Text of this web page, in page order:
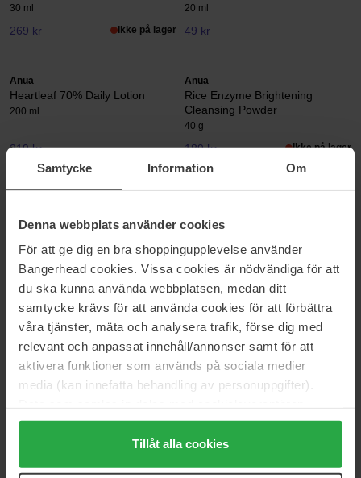
Samtycke Information Om
Denna webbplats använder cookies
För att ge dig en bra shoppingupplevelse använder
Bangerhead cookies. Vissa cookies är nödvändiga för att
du ska kunna använda webbplatsen, medan ditt
samtycke krävs för att använda cookies för att förbättra
våra tjänster, mäta och analysera trafik, förse dig med
relevant och anpassat innehåll/annonser samt för att
aktivera funktioner som används på sociala medier
media (kan innefatta behandling av personuppgifter).
Genom att trycka på "Tillåt alla cookies" accepterar du
alla cookies, medan du under "Detaljer" kan anpassa
användningen av cookies. Du kan när som helst återkalla
Tillåt alla cookies
30 ml
269 kr Ikke på lager
20 ml
49 kr
Anua
Heartleaf 70% Daily Lotion
200 ml
219 kr
Anua
Rice Enzyme Brightening
Cleansing Powder
40 g
189 kr Ikke på lager
150 ml
249 kr
152 g
189 kr
Peach 77% Niacin Essence
Toner
250 ml
209 kr
Heartleaf 70 Intense Calming
Cream
50 ml
319 kr
Anua
150 ml
Anua
Collagen Mask